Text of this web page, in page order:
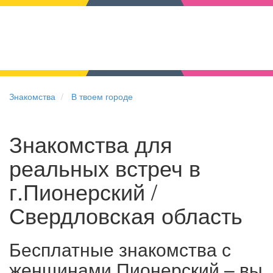
Знакомства В твоем городе
Знакомства для
реальных встреч в
г.Пионерский /
Свердловская область
Бесплатные знакомства с